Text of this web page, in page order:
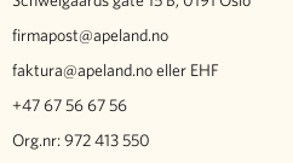
firmapost@apeland.no
faktura@apeland.noeller EHF
+47 67 56 67 56
Org.nr: 972 413 550